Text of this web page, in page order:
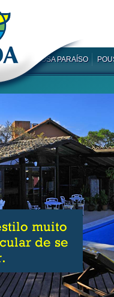
ROSA PARAÍSO